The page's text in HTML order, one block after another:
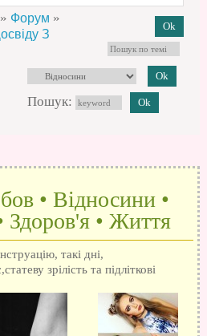
» Форум »
З
Пошук:
• Відносини •
Здоров'я • Життя
такі дні,
зрілість та підліткові